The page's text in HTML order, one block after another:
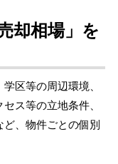
却相場」を
区等の周辺環境、
ス等の立地条件、
、物件ごとの個別